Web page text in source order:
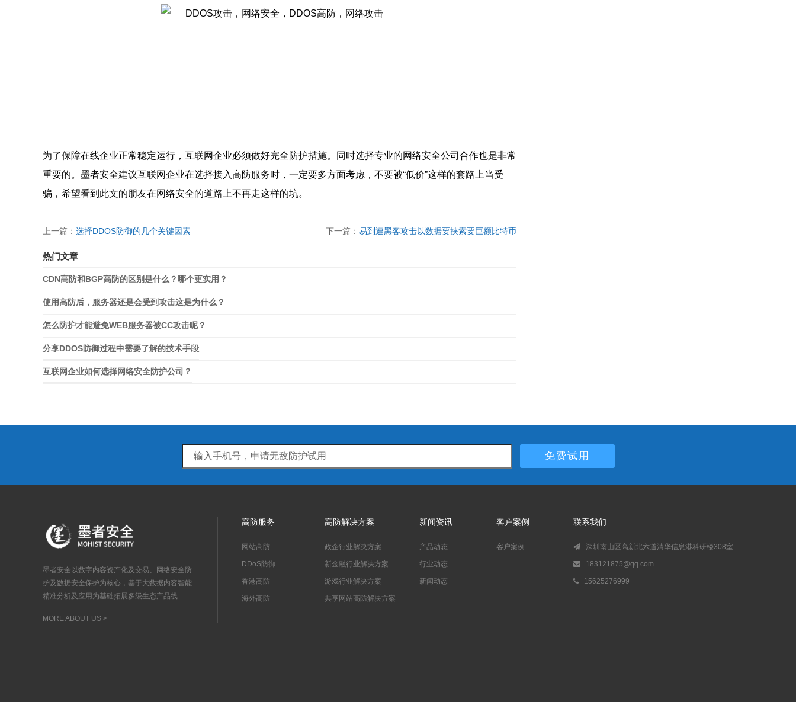
为了保障在线企业正常稳定运行，互联网企业必须做好完全防护措施。同时选择专业的网络安全公司合作也是非常
重要的。墨者安全建议互联网企业在选择接入高防服务时，一定要多方面考虑，不要被“低价”这样的套路上当受
骗，希望看到此文的朋友在网络安全的道路上不再走这样的坑。
上一篇： 选择DDOS防御的几个关键因素 下一篇： 易到遭黑客攻击以数据要挟索要巨额比特币
热门文章
CDN高防和BGP高防的区别是什么？哪个更实用？
使用高防后，服务器还是会受到攻击这是为什么？
怎么防护才能避免WEB服务器被CC攻击呢？
分享DDOS防御过程中需要了解的技术手段
互联网企业如何选择网络安全防护公司？
免费试用
墨者安全以数字内容资产化及交易、网络安全防
护及数据安全保护为核心，基于大数据内容智能
精准分析及应用为基础拓展多级生态产品线
MORE ABOUT US >
高防服务
网站高防
DDoS防御
香港高防
海外高防
高防解决方案
政企行业解决方案
新金融行业解决方案
游戏行业解决方案
共享网站高防解决方案
新闻资讯
产品动态
行业动态
新闻动态
客户案例
客户案例
联系我们
深圳南山区高新北六道清华信息港科研楼308室
183121875@qq.com
15625276999